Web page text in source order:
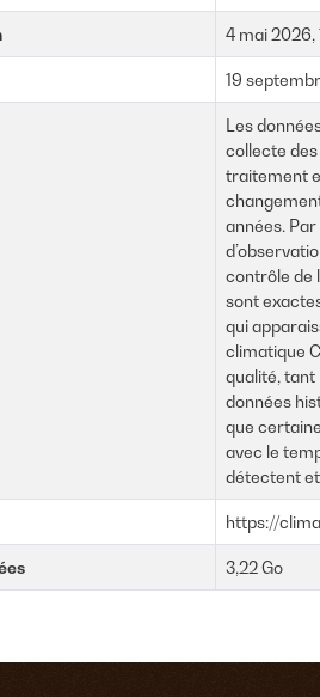
4 mai 2026,
19
Les
collecte
traitement
années.
contrôle de
sont
qui
climatique
qualité, tant
données
que
avec le
détectent
https://
3,22 Go